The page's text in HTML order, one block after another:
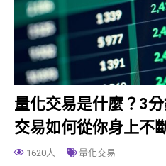
量化交易是什麼？3
交易如何從你身上不
1620人 量化交易